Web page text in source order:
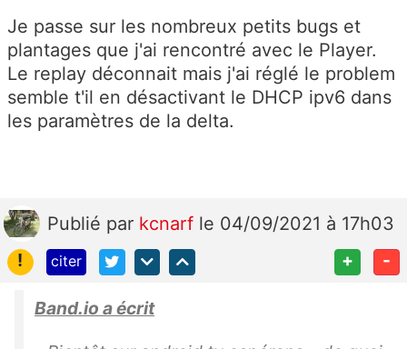
Je passe sur les nombreux petits bugs et
plantages que j'ai rencontré avec le Player.
Le replay déconnait mais j'ai réglé le problem
semble t'il en désactivant le DHCP ipv6 dans
les paramètres de la delta.
Publié par kcnarf le 04/09/2021 à 17h03
!
citer + -
Band.io a écrit